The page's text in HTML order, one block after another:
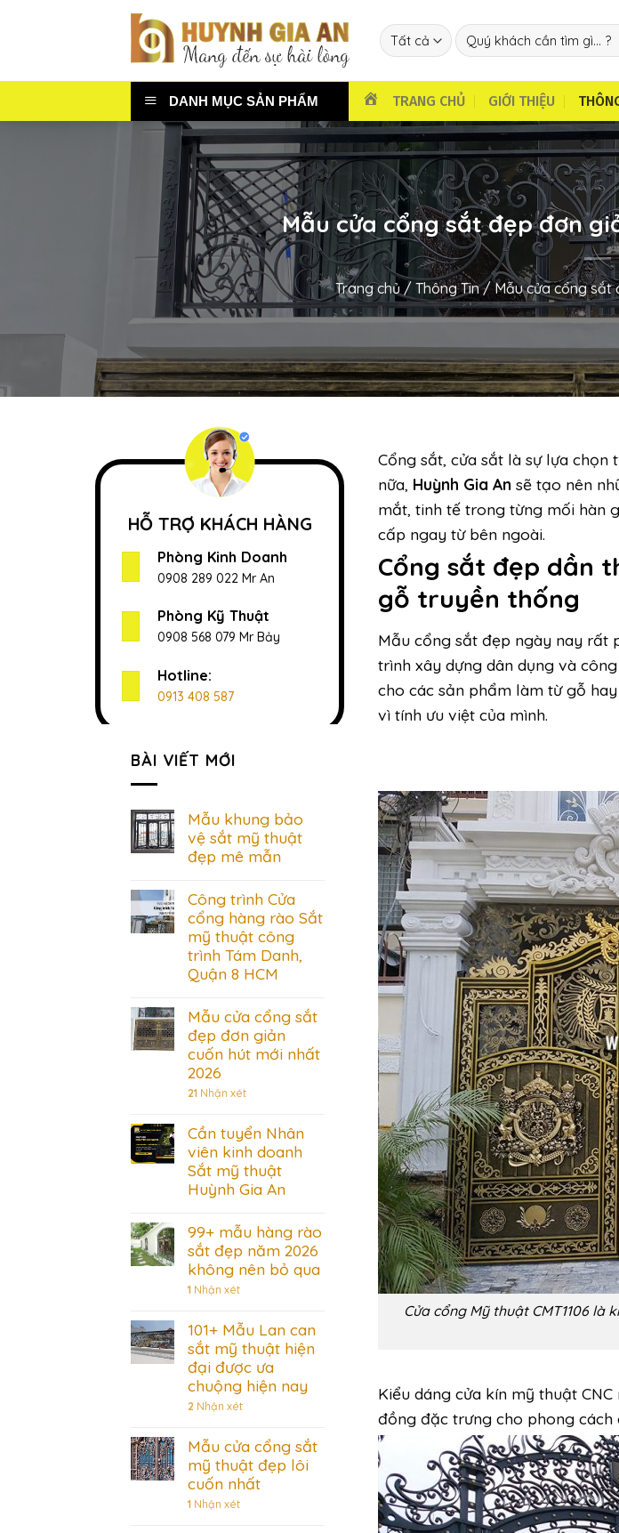
dung
Tìm
kiếm:
DANH MỤC SẢN PHẨM TRANG CHỦ GIỚI THIỆU
Mẫu cửa cổng sắt đẹp đơn
Trang chủ / Thông Tin/Mẫu cửa cổng sắt
HỖ TRỢ KHÁCH HÀNG
Phòng Kinh Doanh
0908 289 022 Mr An
Phòng Kỹ Thuật
0908 568 079 Mr Bảy
Hotline:
0913 408 587
BÀI VIẾT MỚI
Mẫu khung bảo
vệ sắt mỹ thuật
đẹp mê mẫn
Công trình Cửa
cổng hàng rào Sắt
mỹ thuật công
trình Tám Danh,
Quận 8 HCM
Mẫu cửa cổng sắt
đẹp đơn giản
cuốn hút mới nhất
2026
21 Nhận xét
Cần tuyển Nhân
viên kinh doanh
Sắt mỹ thuật
Huỳnh Gia An
99+ mẫu hàng rào
sắt đẹp năm 2026
không nên bỏ qua
1 Nhận xét
101+ Mẫu Lan can
sắt mỹ thuật hiện
đại được ưa
chuộng hiện nay
2 Nhận xét
Mẫu cửa cổng sắt
mỹ thuật đẹp lôi
cuốn nhất
1 Nhận xét
Cổng sắt, cửa sắtlà sự lựa chọn
nữa, Huỳnh Gia Ansẽ tạo nên
mắt, tinh tế trong từng mối hàn
cấp ngay từ bên ngoài.
Cổng sắt đẹp dần
gỗ truyền thống
Mẫu cổng sắt đẹp ngày nay rất
trình xây dựng dân dụng và
cho các sản phẩm làm từ gỗ
vì tính ưu việt của mình.
Cửa cổng Mỹ thuật CMT1106 là
Kiểu dáng cửa kín mỹ thuật
đồng đặc trưng cho phong cách